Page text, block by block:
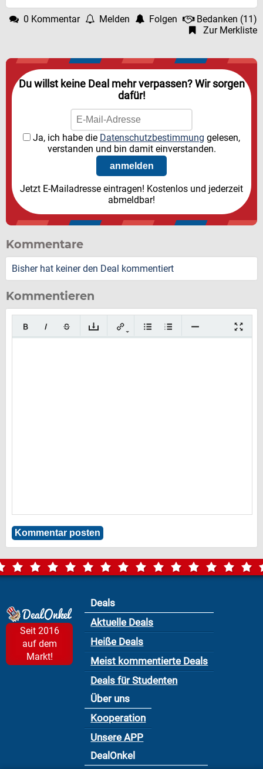
0 Kommentar Melden Folgen Bedanken (11)
Zur Merkliste
Du willst keine Deal mehr verpassen? Wir sorgen
dafür!
Ja, ich habe die Datenschutzbestimmung gelesen,
verstanden und bin damit einverstanden.
Jetzt E-Mailadresse eintragen! Kostenlos und jederzeit
abmeldbar!
Kommentare
Bisher hat keiner den Deal kommentiert
Kommentieren
Seit 2016
auf dem
Markt!
Deals
Aktuelle Deals
Heiße Deals
Meist kommentierte Deals
Deals für Studenten
Über uns
Kooperation
Unsere APP
DealOnkel